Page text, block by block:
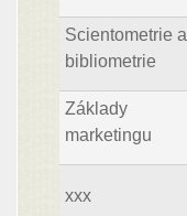
Scientometrie a
bibliometrie
Základy
marketingu
xxx